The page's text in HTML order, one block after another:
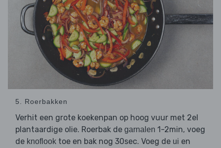
5. Roerbakken
Verhit een grote koekenpan op hoog vuur met 2el
plantaardige olie. Roerbak de garnalen 1-2min, voeg
de knoflook toe en bak nog 30sec. Voeg de ui en